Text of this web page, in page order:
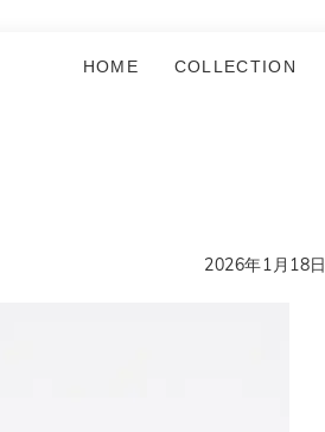
HOME COLLECTION
2026年1月18日